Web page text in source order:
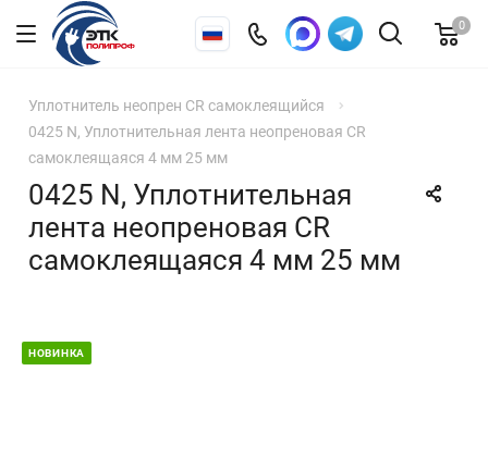
0
Уплотнитель неопрен CR самоклеящийся
0425 N, Уплотнительная лента неопреновая CR
самоклеящаяся 4 мм 25 мм
0425 N, Уплотнительная
лента неопреновая CR
самоклеящаяся 4 мм 25 мм
НОВИНКА